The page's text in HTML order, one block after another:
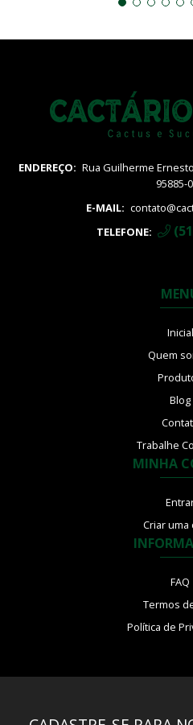
ENDEREÇO: Rua Guilherme
95885-
E-MAIL:
TELEFONE:
Inicial
Quem
Blog
Trabalhe
MINHA
Criar uma
FAQ
Termos
Política de